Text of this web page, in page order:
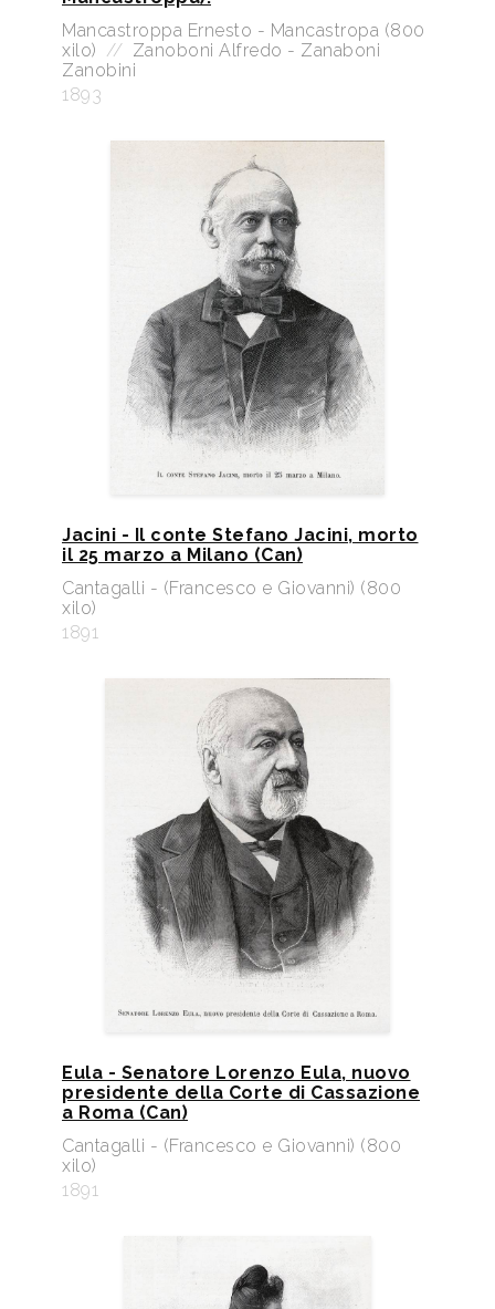
Mancastroppa Ernesto - Mancastropa (800
xilo) // Zanoboni Alfredo - Zanaboni
Zanobini
1893
Jacini - Il conte Stefano Jacini, morto
il 25 marzo a Milano (Can)
Cantagalli - (Francesco e Giovanni) (800
xilo)
1891
Eula - Senatore Lorenzo Eula, nuovo
presidente della Corte di Cassazione
a Roma (Can)
Cantagalli - (Francesco e Giovanni) (800
xilo)
1891